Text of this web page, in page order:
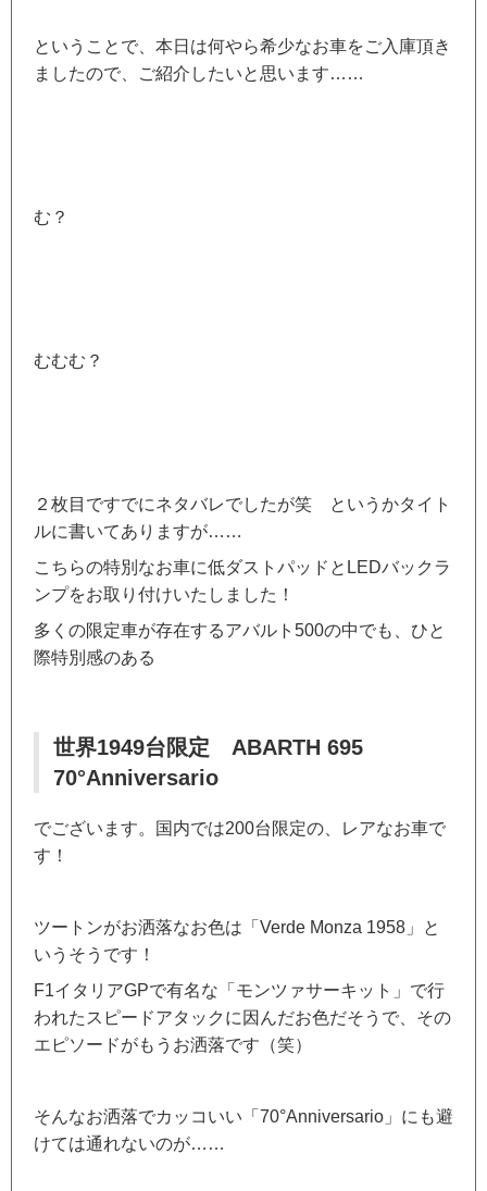
ということで、本日は何やら希少なお車をご入庫頂き
ましたので、ご紹介したいと思います……
む？
むむむ？
２枚目ですでにネタバレでしたが笑 というかタイト
ルに書いてありますが……
こちらの特別なお車に低ダストパッドとLEDバックラ
ンプをお取り付けいたしました！
多くの限定車が存在するアバルト500の中でも、ひと
際特別感のある
世界1949台限定 ABARTH 695
70°Anniversario
でございます。国内では200台限定の、レアなお車で
す！
ツートンがお洒落なお色は「Verde Monza 1958」と
いうそうです！
F1イタリアGPで有名な「モンツァサーキット」で行
われたスピードアタックに因んだお色だそうで、その
エピソードがもうお洒落です（笑）
そんなお洒落でカッコいい「70°Anniversario」にも避
けては通れないのが……